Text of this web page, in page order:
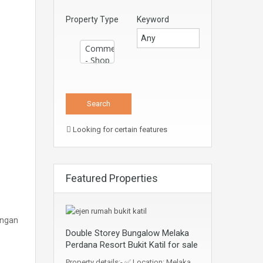
Property Type Keyword
Looking for certain features
Featured Properties
Double Storey Bungalow Melaka
Perdana Resort Bukit Katil for sale